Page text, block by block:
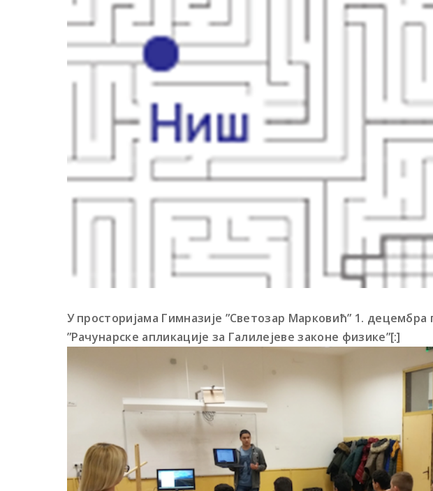
У просторијама Гимназије ”Светозар Марковић” 1. децембра
”Рачунарске апликације за Галилејеве законе физике”[:]